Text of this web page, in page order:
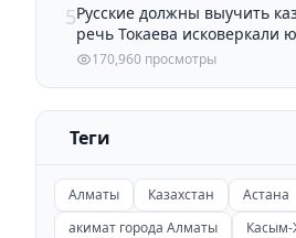
5Русские должны выучить
речь Токаева исковеркали
170,960 просмотры
Теги
Алматы Казахстан Астана
акимат города Алматы
Касым-